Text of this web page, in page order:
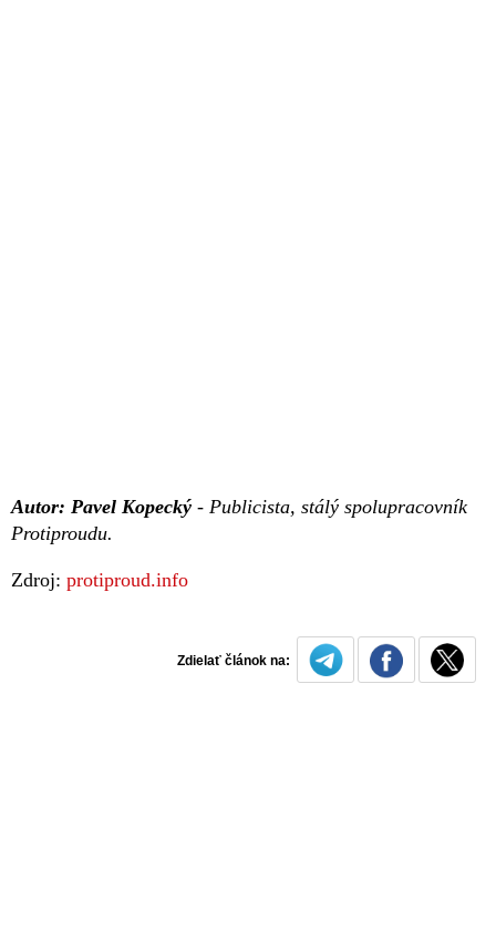
Autor: Pavel Kopecký - Publicista, stálý spolupracovník
Protiproudu.
Zdroj: protiproud.info
Zdielať článok na: